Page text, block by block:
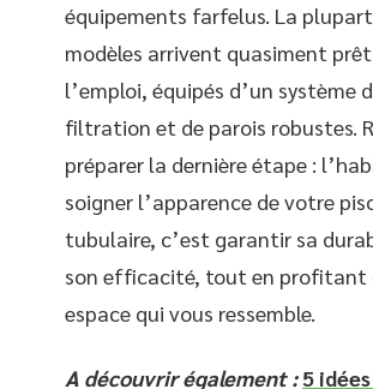
équipements farfelus. La
modèles arrivent quasiment
l’emploi, équipés d’un système
filtration et de parois robustes.
préparer la dernière étape :
soigner l’apparence de votre
tubulaire, c’est garantir sa
son efficacité, tout en profitant
espace qui vous ressemble.
A découvrir également : 5